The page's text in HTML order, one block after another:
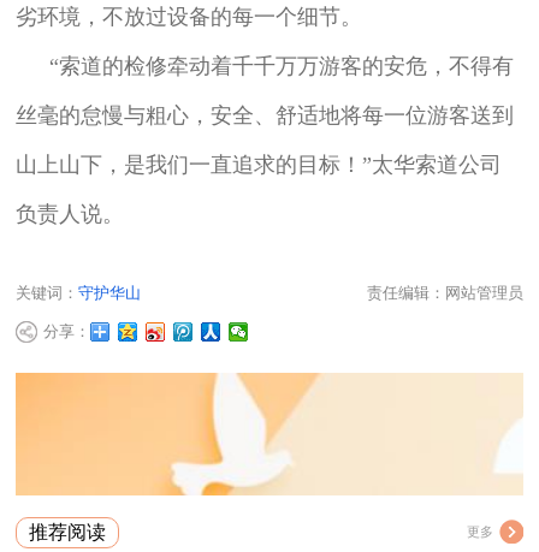
劣环境，不放过设备的每一个细节。
“索道的检修牵动着千千万万游客的安危，不得有
丝毫的怠慢与粗心，安全、舒适地将每一位游客送到
山上山下，是我们一直追求的目标！”太华索道公司
负责人说。
关键词：守护华山 责任编辑：网站管理员
分享：
推荐阅读 更多